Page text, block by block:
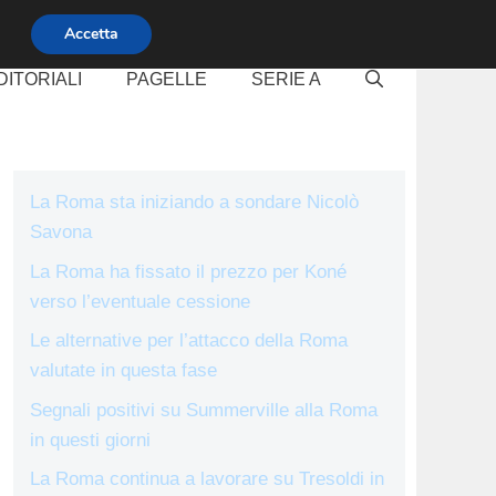
PAGELLE SERIE A
La Roma sta iniziando a sondare Nicolò
Savona
La Roma ha fissato il prezzo per Koné
verso l’eventuale cessione
Le alternative per l’attacco della Roma
valutate in questa fase
Segnali positivi su Summerville alla Roma
in questi giorni
La Roma continua a lavorare su Tresoldi in
Accetta